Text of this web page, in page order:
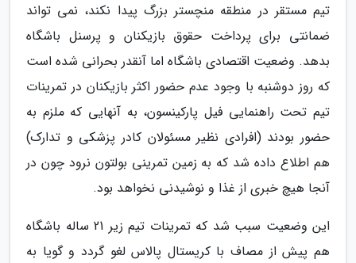
تیم مستقر در منطقه منچستر بزرگ پیدا نکند، نمی تواند
ضمانتی برای پرداخت حقوق بازیکنان و پرسنل باشگاه
بدهد. وضعیت اقتصادی باشگاه اما آنقدر بحرانی شده است
که روز دوشنبه با وجود عدم حضور اکثر بازیکنان در تمرینات
تیم تحت راهنمایی فیل پارکینسون، به آنهایی که ملزم به
حضور بودند (افرادی نظیر مسئولان کادر پزشکی و تدارک)
هم اطلاع داده شد که به زمین تمرینی بولتون نرود چون در
آنجا هیچ خبری از غذا و نوشیدنی نخواهد بود.
این وضعیت سبب شد که تمرینات تیم زیر 21 ساله باشگاه
هم پیش از مصاف با کریستال پالاس لغو گردد و گویا به